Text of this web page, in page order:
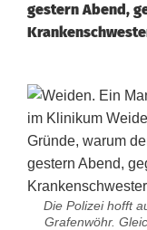
gestern Abend,
Die Polizei hofft
Grafenwöhr.